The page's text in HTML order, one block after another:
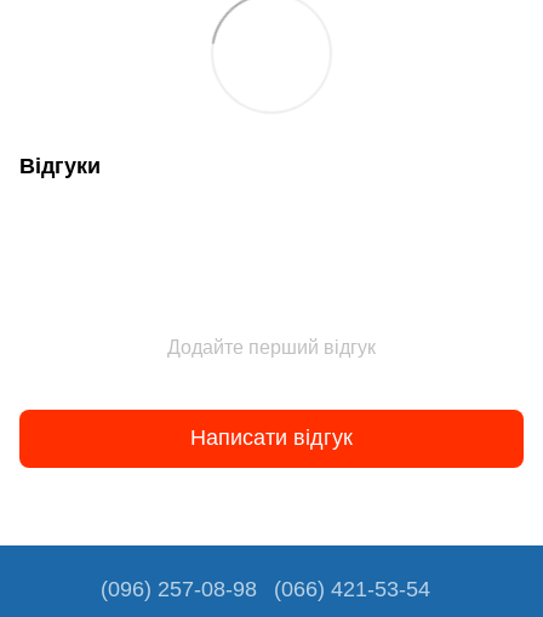
Відгуки
Додайте перший відгук
Написати відгук
(096) 257-08-98 (066) 421-53-54